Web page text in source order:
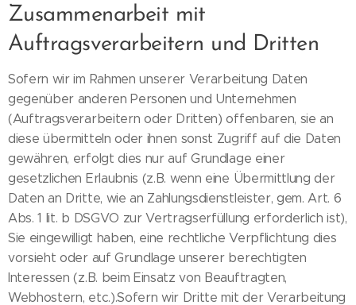
Zusammenarbeit mit
Auftragsverarbeitern und Dritten
Sofern wir im Rahmen unserer Verarbeitung Daten
gegenüber anderen Personen und Unternehmen
(Auftragsverarbeitern oder Dritten) offenbaren, sie an
diese übermitteln oder ihnen sonst Zugriff auf die Daten
gewähren, erfolgt dies nur auf Grundlage einer
gesetzlichen Erlaubnis (z.B. wenn eine Übermittlung der
Daten an Dritte, wie an Zahlungsdienstleister, gem. Art. 6
Abs. 1 lit. b DSGVO zur Vertragserfüllung erforderlich ist),
Sie eingewilligt haben, eine rechtliche Verpflichtung dies
vorsieht oder auf Grundlage unserer berechtigten
Interessen (z.B. beim Einsatz von Beauftragten,
Webhostern, etc.).Sofern wir Dritte mit der Verarbeitung